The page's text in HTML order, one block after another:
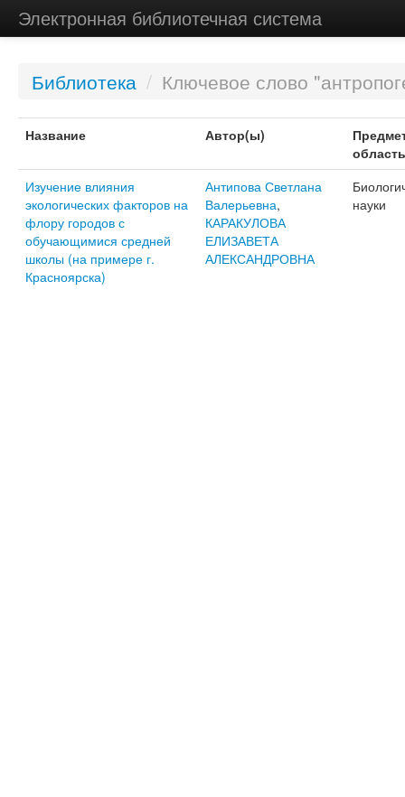
Электронная библиотечная система
Библиотека / Ключевое слово
Название Автор(ы)
область
Изучение влияния
экологических факторов на
флору городов с
обучающимися средней
школы (на примере г.
Красноярска)
Антипова Светлана
Валерьевна,
КАРАКУЛОВА
ЕЛИЗАВЕТА
АЛЕКСАНДРОВНА
науки